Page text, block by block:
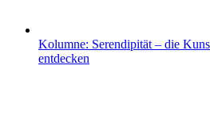
Kolumne: Serendipität – die
entdecken